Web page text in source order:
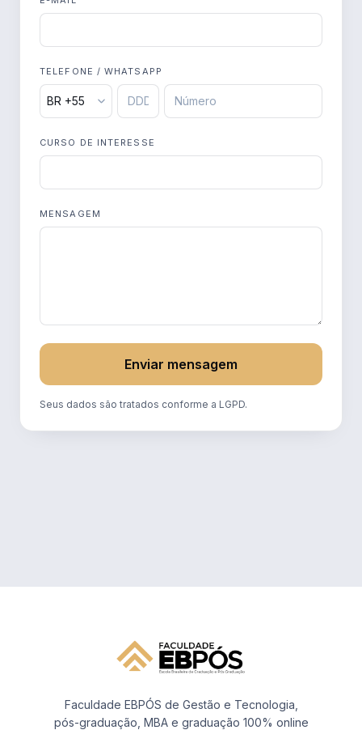
TELEFONE / WHATSAPP
CURSO DE INTERESSE
MENSAGEM
Enviar mensagem
Seus dados são tratados conforme a LGPD.
Faculdade EBPÓS de Gestão e Tecnologia,
pós-graduação, MBA e graduação 100% online